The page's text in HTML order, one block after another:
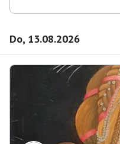
Do, 13.08.2026